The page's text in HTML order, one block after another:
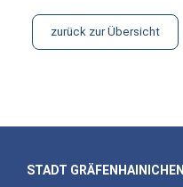
zurück zur Übersicht
STADT GRÄFENHAINICHEN